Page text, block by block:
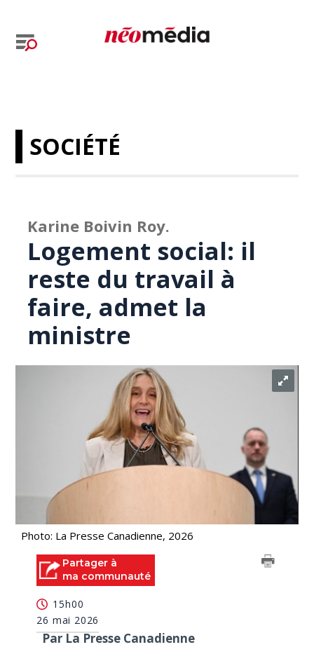
SOCIÉTÉ
Karine Boivin Roy.
Logement social: il
reste du travail à
faire, admet la
ministre
Photo: La Presse Canadienne, 2026
Partager à
ma communauté
15h00
26 mai 2026
Par La Presse Canadienne